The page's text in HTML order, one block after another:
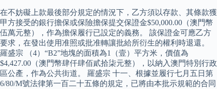
在不妨礙上款最後部分規定的情況下，乙方須以存款、其條款獲
甲方接受的銀行擔保或保險擔保提交保證金$50,000.00（澳門幣
伍萬元整），作為擔保履行已設定的義務。 該保證金可應乙方
要求，在發出使用准照或批准轉讓批給所衍生的權利時退還。
羅盛宗 （4）“B2”地塊的面積為1（壹）平方米，價值為
$4,427.00（澳門幣肆仟肆佰貳拾柒元整），以納入澳門特別行政
區公產，作為公共街道。 羅盛宗 十一、根據並履行七月五日第
6/80/M號法律第一百二十五條的規定，已將由本批示規範的合同